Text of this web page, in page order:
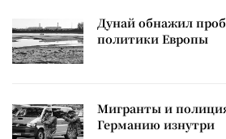
Дунай обнажил
политики Европы
Мигранты и
Германию изнутри